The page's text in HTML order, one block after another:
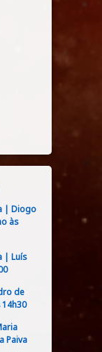
| Diogo
às
| Luís
de
Paiva